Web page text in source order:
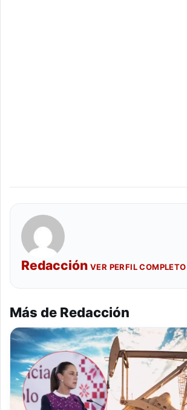
Redacción VER PERFIL COMPLETO
Más de Redacción